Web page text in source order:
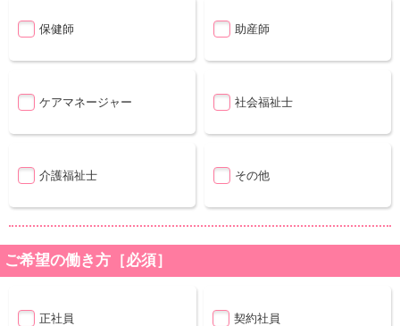
保健師 助産師
ケアマネージャー 社会福祉士
介護福祉士 その他
ご希望の働き方［必須］
正社員 契約社員